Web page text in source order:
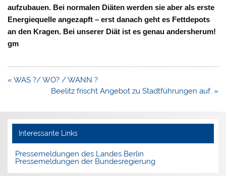
aufzubauen. Bei normalen Diäten werden sie aber als erste
Energiequelle angezapft – erst danach geht es Fettdepots
an den Kragen. Bei unserer Diät ist es genau andersherum!
gm
Beitragsnavigation
« WAS ?/ WO? / WANN ?
Beelitz frischt Angebot zu Stadtführungen auf. »
Interessante Links
Pressemeldungen des Landes Berlin
Pressemeldungen der Bundesregierung